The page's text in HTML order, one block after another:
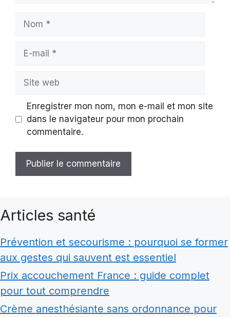
Nom
Site
Enregistrer mon nom, mon e-mail et mon site
dans le navigateur pour mon prochain
commentaire.
Articles santé
Prévention et secourisme : pourquoi se former
aux gestes qui sauvent est essentiel
Prix accouchement France : guide complet
pour tout comprendre
Crème anesthésiante sans ordonnance pour